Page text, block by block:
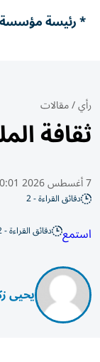
* رئيسة مؤسسة
رأي/مقالات
ثقافة
7 أغسطس 2026 00:01 صباحًا
دقائق القراءة - 2
استمع دقائق القراءة - 2
يحيى